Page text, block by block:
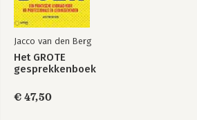
Jacco van den Berg
Het GROTE
gesprekkenboek
€ 47,50